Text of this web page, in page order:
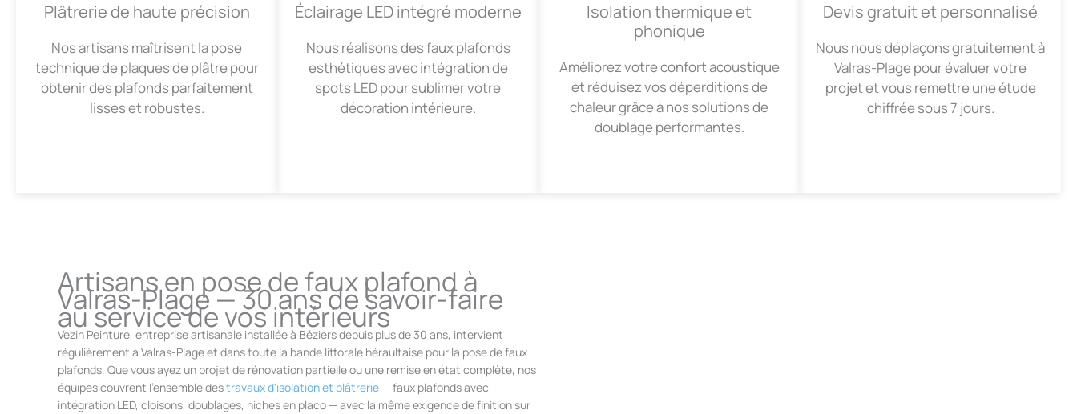
Plâtrerie de haute précision
Nos artisans maîtrisent la pose
technique de plaques de plâtre pour
obtenir des plafonds parfaitement
lisses et robustes.
Éclairage LED intégré moderne
Nous réalisons des faux plafonds
esthétiques avec intégration de
spots LED pour sublimer votre
décoration intérieure.
Isolation thermique et
phonique
Améliorez votre confort acoustique
et réduisez vos déperditions de
chaleur grâce à nos solutions de
doublage performantes.
Devis gratuit et personnalisé
Nous nous déplaçons gratuitement à
Valras-Plage pour évaluer votre
projet et vous remettre une étude
chiffrée sous 7 jours.
Artisans en pose de faux plafond à
Valras-Plage — 30 ans de savoir-faire
au service de vos intérieurs
Vezin Peinture, entreprise artisanale installée à Béziers depuis plus de 30 ans, intervient
régulièrement à Valras-Plage et dans toute la bande littorale héraultaise pour la pose de faux
plafonds. Que vous ayez un projet de rénovation partielle ou une remise en état complète, nos
équipes couvrent l’ensemble destravaux d'isolation et plâtrerie — faux plafonds avec
intégration LED, cloisons, doublages, niches en placo — avec la même exigence de finition sur